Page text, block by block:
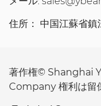
住所： 中国江蘇省
著作権© Shanghai
Company 権利は留